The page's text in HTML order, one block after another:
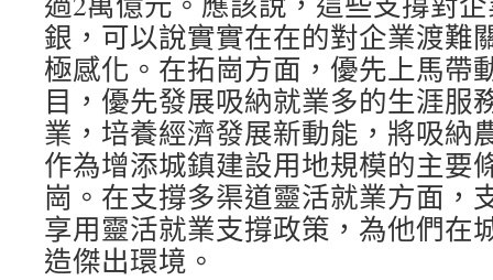
銀，可以說實實在在的對企業渡難
極感化。在拓崗方面，優先上馬帶
目，優先發展吸納就業多的生涯服
業，培養經濟發展新動能，將吸納
作為增添城鎮建設用地規模的主要
崗。在支撐多渠道靈活就業方面，
享用靈活就業支撐政策，為他們在
造傑出環境。